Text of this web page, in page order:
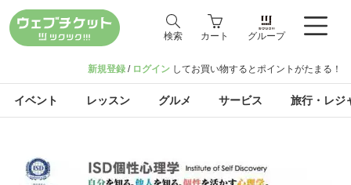
検索 カート グループ
新規登録 / ログイン してお買い物するとポイントがたまる！
イベント レッスン グルメ サービス 旅行・レジ